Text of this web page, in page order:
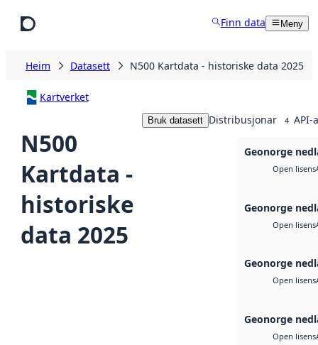
Finn data Meny
Heim Datasett N500 Kartdata - historiske data 2025
Kartverket
N500
Kartdata -
historiske
data 2025
Bruk datasett Distribusjonar 4 API-
Geonorge
Open lisens
Geonorge
Open lisens
Geonorge
Open lisens
Geonorge
Open lisens